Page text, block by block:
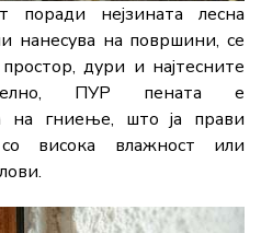
поради нејзината лесна
нанесува на површини, се
дури и најтесните
ПУР пената е
на гниење, што ја прави
висока влажност или